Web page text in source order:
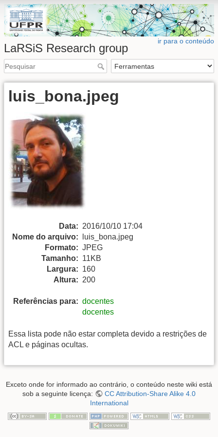
ir para o conteúdo
LaRSiS Research group
luis_bona.jpeg
Data: 2016/10/10 17:04
Nome do arquivo:
luis_bona.jpeg
Formato: JPEG
Tamanho: 11KB
Largura: 160
Altura: 200
Referências para: docentes
docentes
Essa lista pode não estar completa devido a restrições de
ACL e páginas ocultas.
Exceto onde for informado ao contrário, o conteúdo neste wiki está
sob a seguinte licença:
CC Attribution-Share Alike 4.0
International